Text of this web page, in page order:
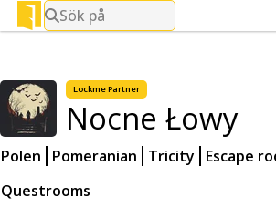
Sök på
LockmePartner
Nocne Łowy
Polen Pomeranian Tricity
Escape
Questrooms